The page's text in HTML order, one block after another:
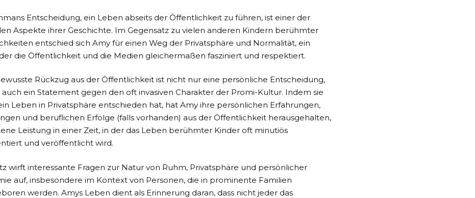
Entscheidung, ein Leben abseits der Öffentlichkeit zu führen, ist einer der
Aspekte ihrer Geschichte. Im Gegensatz zu vielen anderen Kindern berühmter
entschied sich Amy für einen Weg der Privatsphäre und Normalität, ein
die Öffentlichkeit und die Medien gleichermaßen fasziniert und respektiert.
Rückzug aus der Öffentlichkeit ist nicht nur eine persönliche Entscheidung,
ein Statement gegen den oft invasiven Charakter der Promi-Kultur. Indem sie
Leben in Privatsphäre entschieden hat, hat Amy ihre persönlichen Erfahrungen,
und beruflichen Erfolge (falls vorhanden) aus der Öffentlichkeit herausgehalten,
Leistung in einer Zeit, in der das Leben berühmter Kinder oft minutiös
und veröffentlicht wird.
wirft interessante Fragen zur Natur von Ruhm, Privatsphäre und persönlicher
auf, insbesondere im Kontext von Personen, die in prominente Familien
werden. Amys Leben dient als Erinnerung daran, dass nicht jeder das